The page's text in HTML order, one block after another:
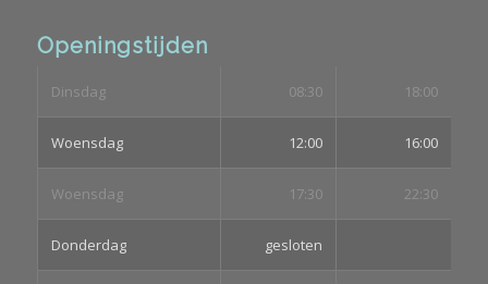
Openingstijden
Dinsdag 08:30 18:00
Woensdag 12:00 16:00
Woensdag 17:30 22:30
Donderdag gesloten